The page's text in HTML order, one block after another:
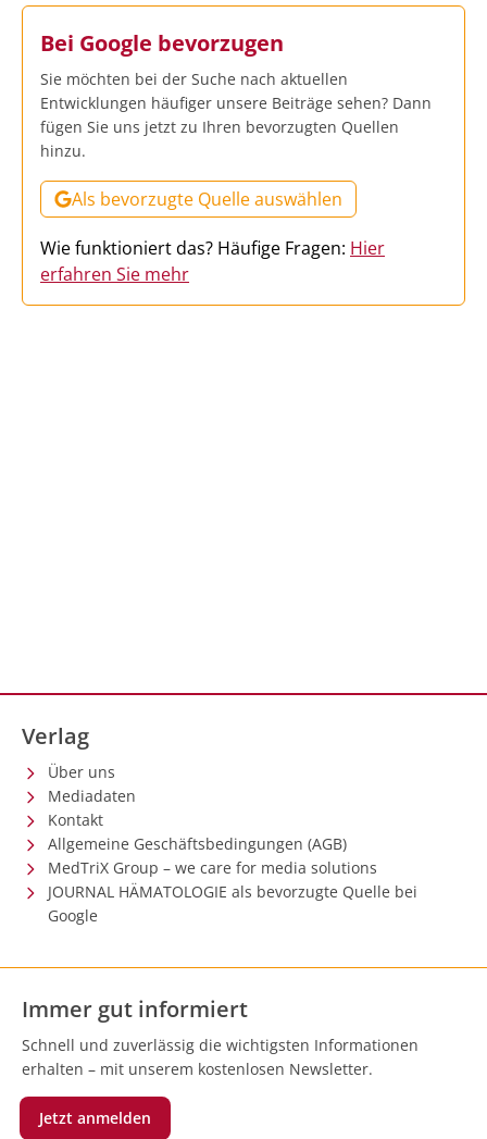
Bei Google bevorzugen
Sie möchten bei der Suche nach aktuellen
Entwicklungen häufiger unsere Beiträge sehen? Dann
fügen Sie uns jetzt zu Ihren bevorzugten Quellen
hinzu.
Als bevorzugte Quelle auswählen
Wie funktioniert das? Häufige Fragen: Hier
erfahren Sie mehr
Verlag
Über uns
Mediadaten
Kontakt
Allgemeine Geschäftsbedingungen (AGB)
MedTriX Group – we care for media solutions
JOURNAL HÄMATOLOGIE als bevorzugte Quelle bei
Google
Immer gut informiert
Schnell und zuverlässig die wichtigsten Informationen
erhalten – mit unserem kostenlosen Newsletter.
Jetzt anmelden